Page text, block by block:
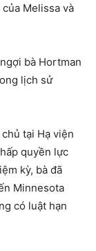
Melissa và
bà Hortman
lịch sử
tại Hạ viện
quyền lực
kỳ, bà đã
Minnesota
có luật hạn